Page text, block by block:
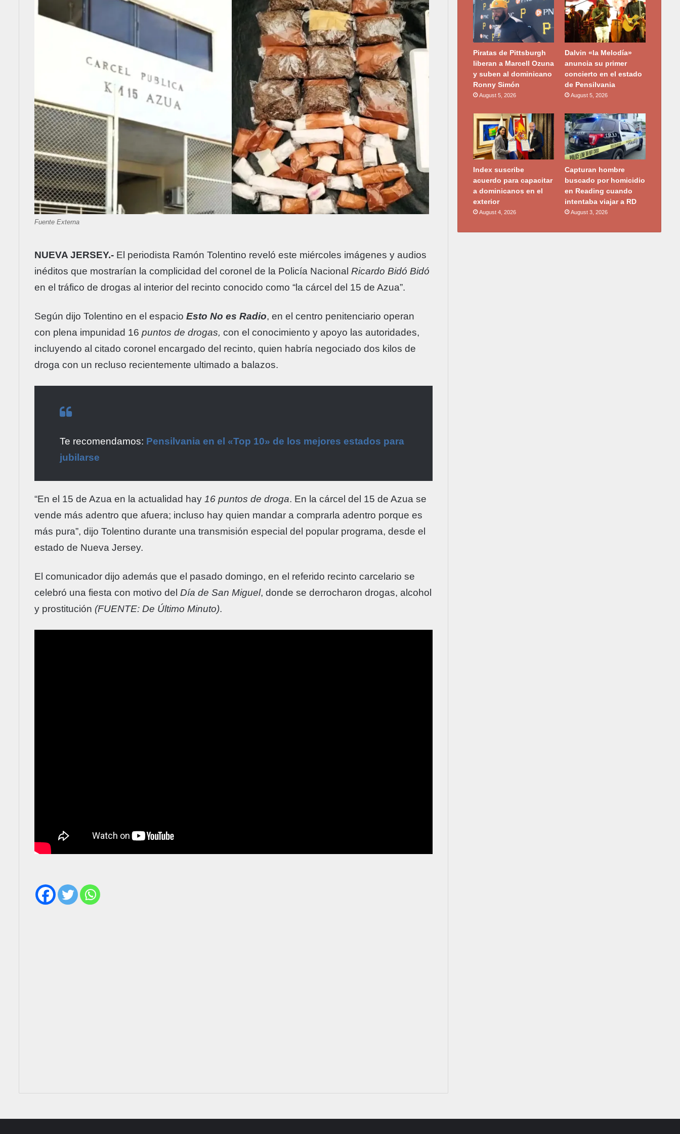
Fuente Externa
NUEVA JERSEY.- El periodista Ramón Tolentino reveló este miércoles imágenes y audios
inéditos que mostrarían la complicidad del coronel de la Policía Nacional Ricardo Bidó Bidó
en el tráfico de drogas al interior del recinto conocido como “la cárcel del 15 de Azua”.
Según dijo Tolentino en el espacio Esto No es Radio, en el centro penitenciario operan
con plena impunidad 16 puntos de drogas, con el conocimiento y apoyo las autoridades,
incluyendo al citado coronel encargado del recinto, quien habría negociado dos kilos de
droga con un recluso recientemente ultimado a balazos.
Te recomendamos: Pensilvania en el «Top 10» de los mejores estados para
jubilarse
“En el 15 de Azua en la actualidad hay 16 puntos de droga. En la cárcel del 15 de Azua se
vende más adentro que afuera; incluso hay quien mandar a comprarla adentro porque es
más pura”, dijo Tolentino durante una transmisión especial del popular programa, desde el
estado de Nueva Jersey.
El comunicador dijo además que el pasado domingo, en el referido recinto carcelario se
celebró una fiesta con motivo del Día de San Miguel, donde se derrocharon drogas, alcohol
y prostitución (FUENTE: De Último Minuto).
Piratas de Pittsburgh
liberan a Marcell Ozuna
y suben al dominicano
Ronny Simón
August 5, 2026
Dalvin «la Melodía»
anuncia su primer
concierto en el estado
de Pensilvania
August 5, 2026
Index suscribe
acuerdo para capacitar
a dominicanos en el
exterior
August 4, 2026
Capturan hombre
buscado por homicidio
en Reading cuando
intentaba viajar a RD
August 3, 2026